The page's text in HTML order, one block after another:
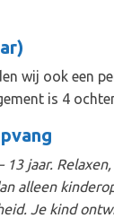
wij ook een
is 4
13 jaar.
alleen
Je kind